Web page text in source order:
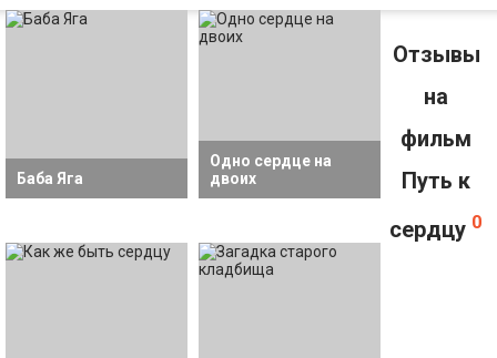
Баба Яга
Одно сердце на
двоих
Отзывы
на
фильм
Путь к
сердцу 0